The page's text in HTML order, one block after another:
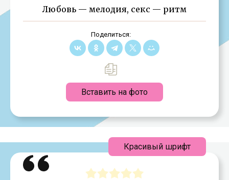
Любовь — мелодия, секс — ритм
Поделиться:
Вставить на фото
Красивый шрифт